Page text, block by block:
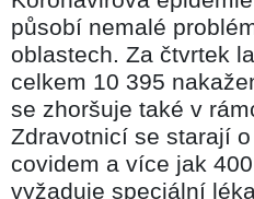
působí nemalé
oblastech. Za čtvrtek
celkem 10 395
se zhoršuje také v
Zdravotnicí se starají
covidem a více jak
vyžaduje speciální